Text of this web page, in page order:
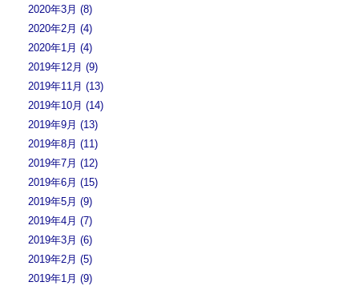
2020年3月 (8)
2020年2月 (4)
2020年1月 (4)
2019年12月 (9)
2019年11月 (13)
2019年10月 (14)
2019年9月 (13)
2019年8月 (11)
2019年7月 (12)
2019年6月 (15)
2019年5月 (9)
2019年4月 (7)
2019年3月 (6)
2019年2月 (5)
2019年1月 (9)